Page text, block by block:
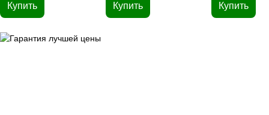
Купить Купить Купить